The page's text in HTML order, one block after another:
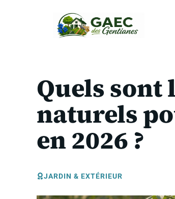
Quels
naturels
en 2026 ?
JARDIN & EXTÉRIEUR